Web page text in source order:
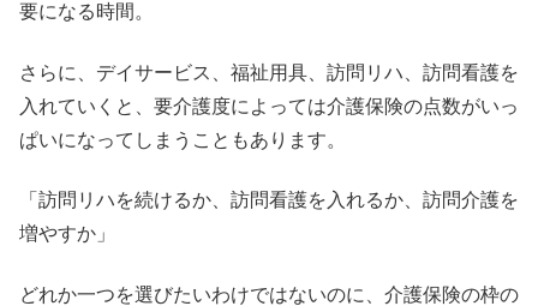
要になる時間。
さらに、デイサービス、福祉用具、訪問リハ、訪問看護を
入れていくと、要介護度によっては介護保険の点数がいっ
ぱいになってしまうこともあります。
「訪問リハを続けるか、訪問看護を入れるか、訪問介護を
増やすか」
どれか一つを選びたいわけではないのに、介護保険の枠の